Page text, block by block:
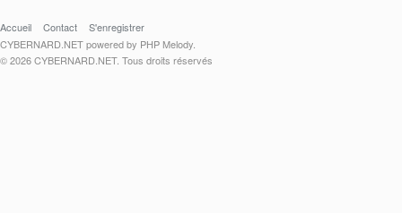
Accueil Contact
S'enregistrer
CYBERNARD.NET powered by PHP Melody.
© 2026 CYBERNARD.NET. Tous droits réservés